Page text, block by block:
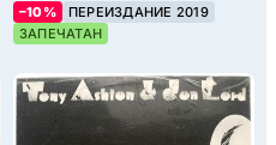
–10%
ПЕРЕИЗДАНИЕ 2019
ЗАПЕЧАТАН